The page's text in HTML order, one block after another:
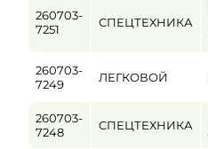
260703-
7251
СПЕЦТЕХНИКА
260703-
7249
ЛЕГКОВОЙ
260703-
7248
СПЕЦТЕХНИКА